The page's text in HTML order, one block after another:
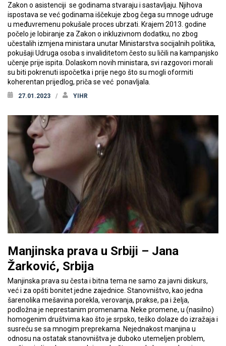
Zakon o asistenciji se godinama stvaraju i sastavljaju. Njihova
ispostava se već godinama iščekuje zbog čega su mnoge udruge
u međuvremenu pokušale proces ubrzati. Krajem 2013. godine
počelo je lobiranje za Zakon o inkluzivnom dodatku, no zbog
učestalih izmjena ministara unutar Ministarstva socijalnih politika,
pokušaji Udruga osoba s invaliditetom često su ličili na kampanjsko
učenje prije ispita. Dolaskom novih ministara, svi razgovori morali
su biti pokrenuti ispočetka i prije nego što su mogli oformiti
koherentan prijedlog, priča se već ponavljala.
27.01.2023 YIHR
Manjinska prava u Srbiji – Jana
Žarković, Srbija
Manjinska prava su česta i bitna tema ne samo za javni diskurs,
već i za opšti bonitet jedne zajednice. Stanovništvo, kao jedna
šarenolika mešavina porekla, verovanja, prakse, pa i želja,
podložna je neprestanim promenama. Neke promene, u (nasilno)
homogenim društvima kao što je srpsko, teško dolaze do izražaja i
susreću se sa mnogim preprekama. Nejednakost manjina u
odnosu na ostatak stanovništva je duboko utemeljen problem,